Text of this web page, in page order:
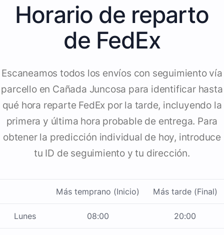
Horario de reparto
de FedEx
Escaneamos todos los envíos con seguimiento vía
parcello en Cañada Juncosa para identificar hasta
qué hora reparte FedEx por la tarde, incluyendo la
primera y última hora probable de entrega. Para
obtener la predicción individual de hoy, introduce
tu ID de seguimiento y tu dirección.
Más temprano (Inicio) Más tarde (Final)
Lunes 08:00 20:00